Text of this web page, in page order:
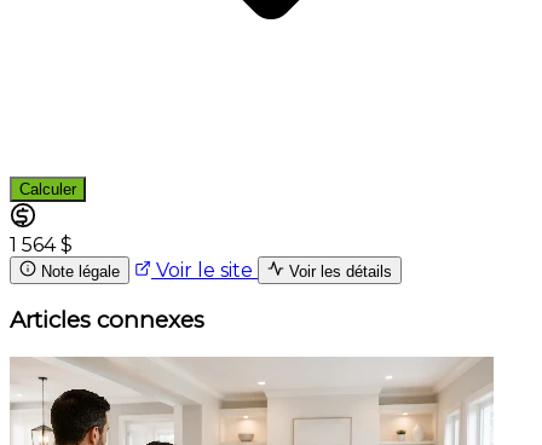
Calculer
1 564 $
Note légale Voir le site Voir les détails
Articles connexes